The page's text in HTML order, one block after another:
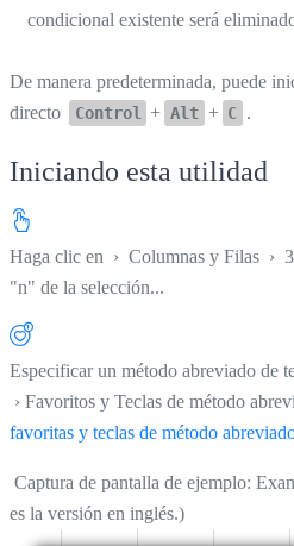
condicional existente será
De manera predeterminada, puede
directo
Control + Alt + C .
Iniciando esta utilidad
Haga clic en › Columnas y Filas ›
"n" de la selección...
Especificar un método abreviado de
› Favoritos y Teclas de método
favoritas y teclas de método
Captura de pantalla de ejemplo:
es la versión en inglés.)